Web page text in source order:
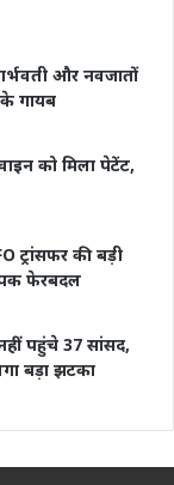
और नवजातों
गायब
को मिला पेटेंट,
ट्रांसफर की बड़ी
फेरबदल
पहुंचे 37 सांसद,
बड़ा झटका